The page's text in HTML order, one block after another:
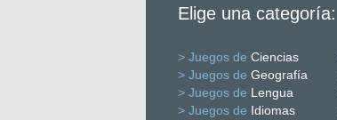
Elige una categoría:
> Juegos de Ciencias
> Juegos de Geografía
> Juegos de Lengua
> Juegos de Idiomas